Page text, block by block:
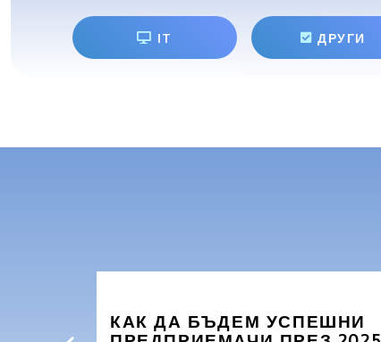
IT ДРУГИ
КАК ДА БЪДЕМ УСПЕШНИ